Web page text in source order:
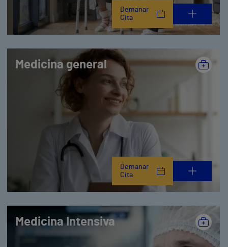
Demanar
Cita
Medicina general
Demanar
Cita
Medicina Intensiva